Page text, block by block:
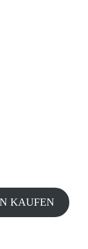
KAUFEN